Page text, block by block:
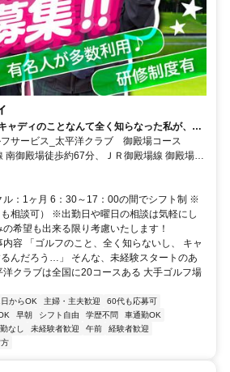
ャディのことなんて全く知らなった私が、こ
るなんて…。
サービス_太平洋クラブ 御殿場コース
南御殿場徒歩約67分、ＪＲ御殿場線 御殿場富
御殿場線 富士岡徒歩約79分 東名高速「御殿
ル：1ヶ月 6：30～17：00の間でシフト制 ※
相談可） ※出勤日や曜日の相談は気軽にし
希望も出来る限り考慮いたします！
容 「ゴルフのこと、全く知らないし、 キャ
んだろう…」 そんな、未経験スタートのあ
クラブは全国に20コースある 大手ゴルフ場
からOK 主婦・主夫歓迎
60代も応募可
早朝 シフト自由 学歴不問
車通勤OK
なし 未経験者歓迎 午前
経験者歓迎
方